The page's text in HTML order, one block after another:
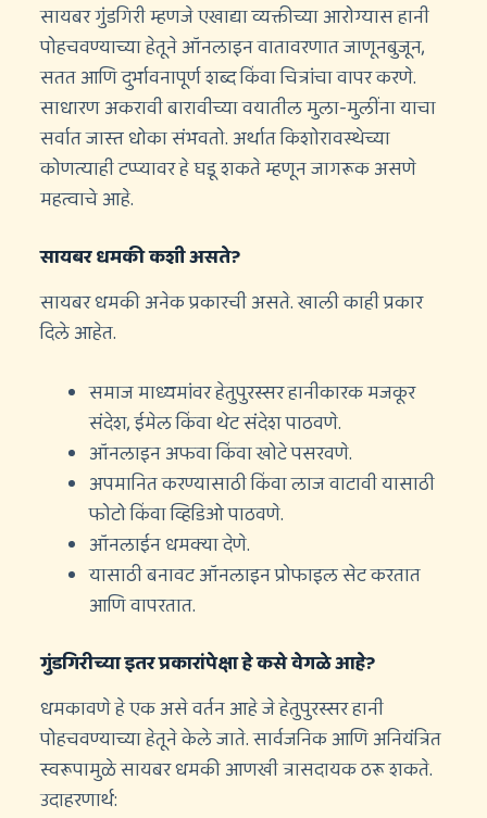
सायबर गुंडगिरी म्हणजे एखाद्या व्यक्तीच्या आरोग्यास हानी
पोहचवण्याच्या हेतूने ऑनलाइन वातावरणात जाणूनबुजून,
सतत आणि दुर्भावनापूर्ण शब्द किंवा चित्रांचा वापर करणे.
साधारण अकरावी बारावीच्या वयातील मुला-मुलींना याचा
सर्वात जास्त धोका संभवतो. अर्थात किशोरावस्थेच्या
कोणत्याही टप्प्यावर हे घडू शकते म्हणून जागरूक असणे
महत्वाचे आहे.
सायबर धमकी कशी असते?
सायबर धमकी अनेक प्रकारची असते. खाली काही प्रकार
दिले आहेत.
समाज माध्यमांवर हेतुपुरस्सर हानीकारक मजकूर
संदेश, ईमेल किंवा थेट संदेश पाठवणे.
ऑनलाइन अफवा किंवा खोटे पसरवणे.
अपमानित करण्यासाठी किंवा लाज वाटावी यासाठी
फोटो किंवा व्हिडिओ पाठवणे.
ऑनलाईन धमक्या देणे.
यासाठी बनावट ऑनलाइन प्रोफाइल सेट करतात
आणि वापरतात.
गुंडगिरीच्या इतर प्रकारांपेक्षा हे कसे वेगळे आहे?
धमकावणे हे एक असे वर्तन आहे जे हेतुपुरस्सर हानी
पोहचवण्याच्या हेतूने केले जाते. सार्वजनिक आणि अनियंत्रित
स्वरूपामुळे सायबर धमकी आणखी त्रासदायक ठरू शकते.
उदाहरणार्थ: